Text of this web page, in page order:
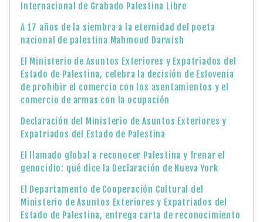
Internacional de Grabado Palestina Libre
A 17 años de la siembra a la eternidad del poeta
nacional de palestina Mahmoud Darwish
El Ministerio de Asuntos Exteriores y Expatriados del
Estado de Palestina, celebra la decisión de Eslovenia
de prohibir el comercio con los asentamientos y el
comercio de armas con la ocupación
Declaración del Ministerio de Asuntos Exteriores y
Expatriados del Estado de Palestina
El llamado global a reconocer Palestina y frenar el
genocidio: qué dice la Declaración de Nueva York
El Departamento de Cooperación Cultural del
Ministerio de Asuntos Exteriores y Expatriados del
Estado de Palestina, entrega carta de reconocimiento